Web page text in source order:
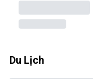
Du Lịch